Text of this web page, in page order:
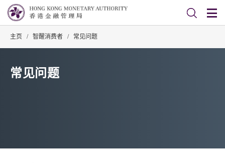
主页 / 智醒消费者 / 常见问题
常见问题